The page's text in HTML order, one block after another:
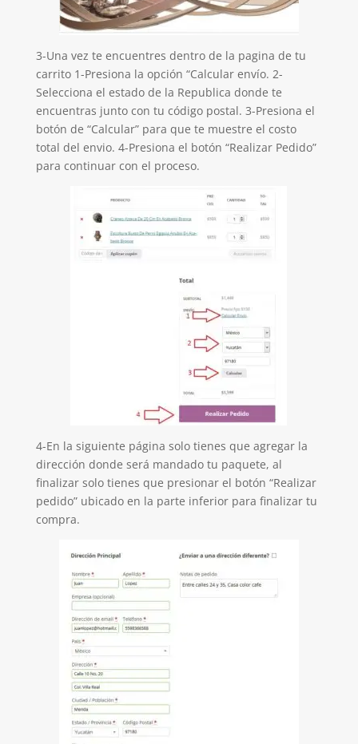
3-Una vez te encuentres dentro de la pagina de tu
carrito 1-Presiona la opción “Calcular envío. 2-
Selecciona el estado de la Republica donde te
encuentras junto con tu código postal. 3-Presiona el
botón de “Calcular” para que te muestre el costo
total del envio. 4-Presiona el botón “Realizar Pedido”
para continuar con el proceso.
4-En la siguiente página solo tienes que agregar la
dirección donde será mandado tu paquete, al
finalizar solo tienes que presionar el botón “Realizar
pedido” ubicado en la parte inferior para finalizar tu
compra.